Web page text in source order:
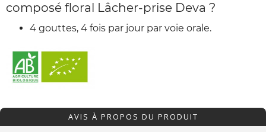
composé floral Lâcher-prise Deva ?
4 gouttes, 4 fois par jour par voie orale.
AVIS À PROPOS DU PRODUIT